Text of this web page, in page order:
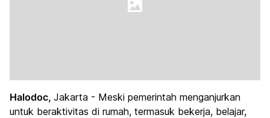
Halodoc, Jakarta - Meski pemerintah menganjurkan
untuk beraktivitas di rumah, termasuk bekerja, belajar,